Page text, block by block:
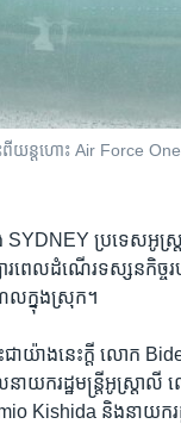
យន្តហោះ​ Air Force
SYDNEY ប្រទេស​អូស្
ារពេល​ដំណើរ​ទស្សនកិច្
ក្នុង​ស្រុក។
ជា​យ៉ាង​នេះ​ក្តី លោក
នាយក​រដ្ឋមន្ត្រី​អូស្ត្រា
Kishida និង​នាយក​រ